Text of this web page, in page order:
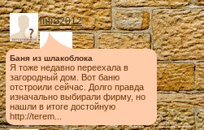
intro2012
Баня из шлакоблока
Я тоже недавно переехала в
загородный дом. Вот баню
отстроили сейчас. Долго правда
изначально выбирали фирму, но
нашли в итоге достойную
http://terem...